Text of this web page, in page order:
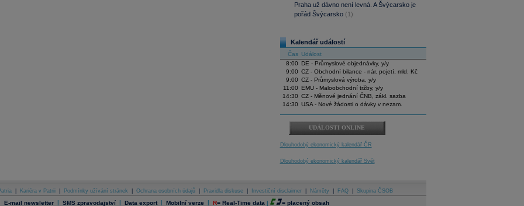
Praha už dávno není levná. A Švýcarsko je
pořád Švýcarsko (1)
Kalendář událostí
Čas Událost
8:00
DE - Průmyslové objednávky, y/y
9:00 CZ - Obchodní bilance - nár. pojetí, mld. Kč
9:00 CZ - Průmyslová výroba, y/y
11:00
EMU - Maloobchodní tržby, y/y
14:30 CZ - Měnové jednání ČNB, zákl. sazba
14:30 USA - Nové žádosti o dávky v nezam.
UDÁLOSTI ONLINE
Dlouhodobý ekonomický kalendář ČR
Dlouhodobý ekonomický kalendář Svět
Kariéra v Patrii Podmínky užívání stránek Ochrana osobních údajů Pravidla diskuse Investiční disclaimer Náměty FAQ Skupina ČSOB
E-mail newsletter | SMS zpravodajství | Data export | Mobilní verze | R= Real-Time data | = placený obsah